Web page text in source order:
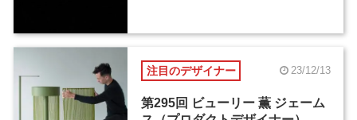
注目のデザイナー 23/12/13
第295回 ビューリー 薫 ジェーム